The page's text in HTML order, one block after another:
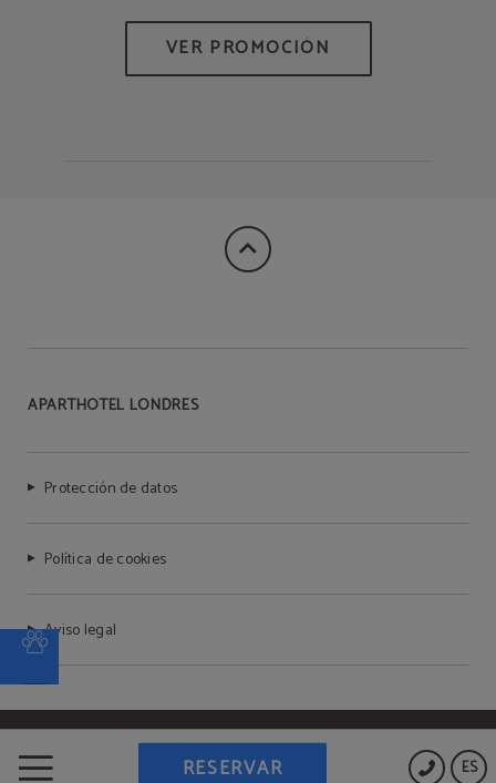
ES
RESERVAR
APARTHOTEL LONDRES
Protección de datos
Política de cookies
Aviso legal
Powered by Keytel
Compra segura